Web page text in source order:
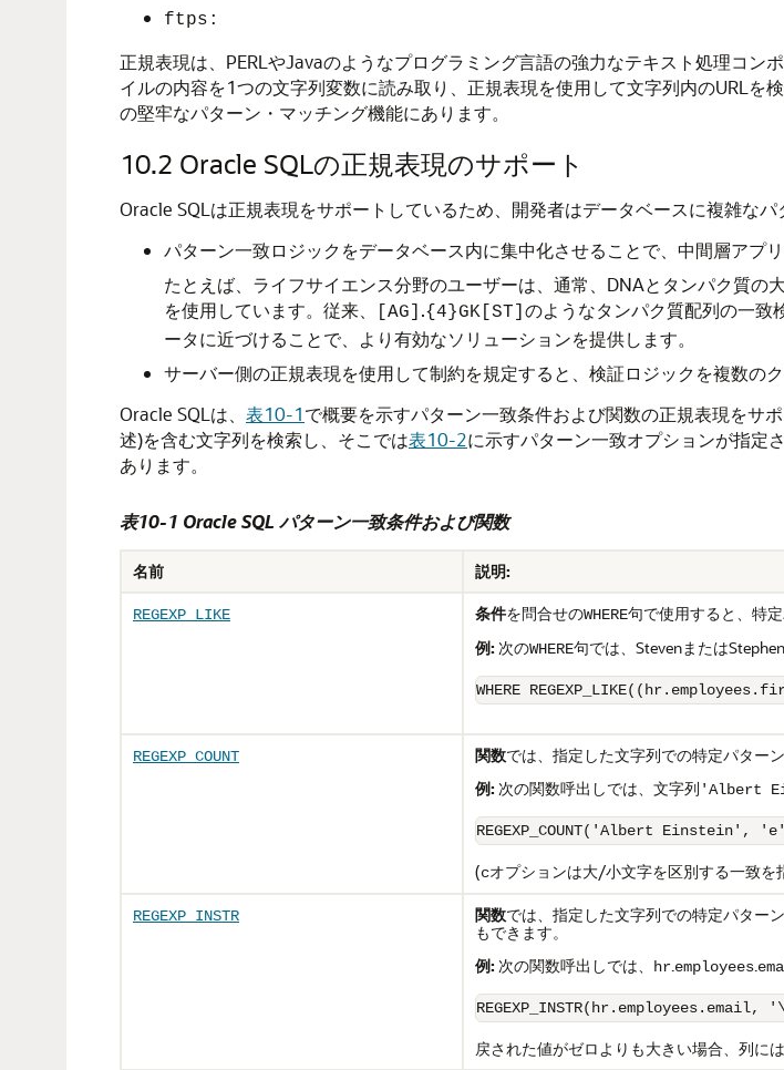
ftps:
正規表現は、PERLやJavaのようなプログラミング言語の強力なテキスト処理コ
イルの内容を1つの文字列変数に読み取り、正規表現を使用して文字列内のURLを
の堅牢なパターン・マッチング機能にあります。
10.2 Oracle SQLの正規表現のサポート
Oracle SQLは正規表現をサポートしているため、開発者はデータベースに複雑な
パターン一致ロジックをデータベース内に集中化させることで、中間層アプ
たとえば、ライフサイエンス分野のユーザーは、通常、DNAとタンパク質の
を使用しています。従来、
[AG] .{4}GK[ST] のようなタンパク質配列の一致
ータに近づけることで、より有効なソリューションを提供します。
サーバー側の正規表現を使用して制約を規定すると、検証ロジックを複数の
Oracle SQLは、 表10-1で概要を示すパターン一致条件および関数の正規表現をサ
述)を含む文字列を検索し、そこでは表10-2に示すパターン一致オプションが指定
あります。
表10-1 Oracle SQL パターン一致条件および関数
名前 説明:
REGEXP_LIKE 条件を問合せのWHERE句で使用すると、特
例: 次のWHERE句では、Stevenまたは
WHERE
REGEXP_COUNT 関数では、指定した文字列での特定パター
例: 次の関数呼出しでは、文字列 'Albert
(cオプションは大/小文字を区別する一致
REGEXP_INSTR 関数では、指定した文字列での特定パター
もできます。
例: 次の関数呼出しでは、 hr.employees.
戻された値がゼロよりも大きい場合、列に